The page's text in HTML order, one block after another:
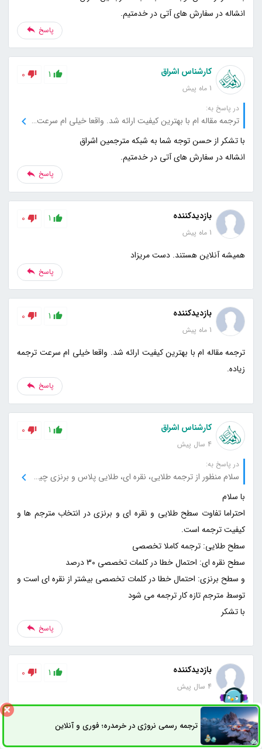
انشاله در سفارش های آتی در خدمتیم.
پاسخ
کارشناس اشراق
1 ماه پیش
1
0
در پاسخ به:
ترجمه مقاله ام با بهترین کیفیت ارائه شد. واقعا خیلی ام سرعت ترجمه زیاده.
انشاله در سفارش های آتی در خدمتیم.
پاسخ
بازدیدکننده
1 ماه پیش
1
0
همیشه آنلاین هستند. دست مریزاد
پاسخ
بازدیدکننده
1 ماه پیش
1
0
ترجمه مقاله ام با بهترین کیفیت ارائه شد. واقعا خیلی ام سرعت ترجمه
زیاده.
پاسخ
کارشناس اشراق
4 سال پیش
1
0
در پاسخ به:
سلام منظور از ترجمه طلایی، نقره ای، طلایی پلاس و برنزی چیه؟ چرا هزینه هاشون متفاوته؟
احتراما تفاوت سطح طلایی و نقره ای و برنزی در انتخاب مترجم ها و
و سطح برنزی: احتمال خطا در کلمات تخصصی بیشتر از نقره ای است و
با تشکر
پاسخ
بازدیدکننده
4 سال پیش
1
0
سلام منظور از ترجمه طلایی، نقره ای، طلایی پلاس و برنزی چیه؟ چرا
هزینه هاشون متفاوته؟ترجمه رسمی نروژی در خرمدره؛ فوری و آنلاینثبت سفارش راه های ارتباطی